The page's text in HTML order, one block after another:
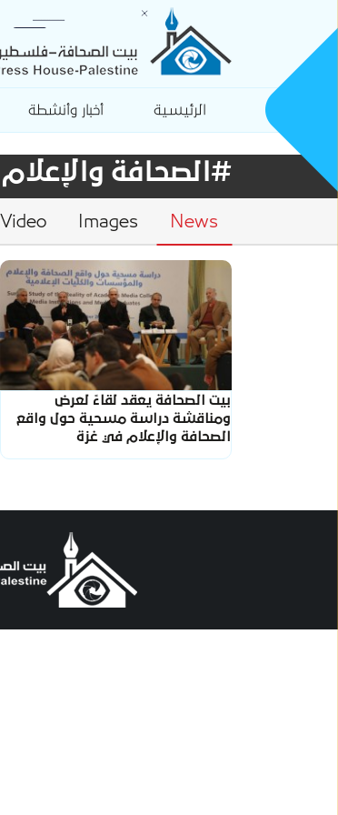
الرئيسية أخبار وأنشطة
#الصحافة والإعلام
News
Images
Video
بيت الصحافة يعقد لقاءً لعرض
ومناقشة دراسة مسحية حول واقع
الصحافة والإعلام في غزة